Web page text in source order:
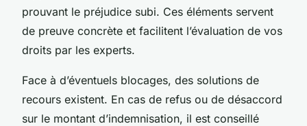
prouvant le préjudice subi. Ces éléments servent
de preuve concrète et facilitent l’évaluation de vos
droits par les experts.
Face à d’éventuels blocages, des solutions de
recours existent. En cas de refus ou de désaccord
sur le montant d’indemnisation, il est conseillé